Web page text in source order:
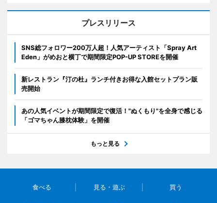
プレスリリース
SNS総フォロワー200万人超！人気アーティスト「Spray Art
Eden」がめおと横丁で期間限定POP-UP STOREを開催
新レストラン『汀の杜』ランチ付きお得な入館セットプラン販
売開始
あの人気イベントが期間限定で復活！"ぬくもり"を全身で感じる
「ゴマちゃん膝枕体験」を開催
もっと見る
食べる 見る・遊ぶ 買う